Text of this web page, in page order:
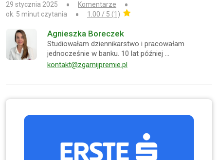
29 stycznia 2025
Komentarze
ok. 5 minut czytania
1.00 / 5 (1)
Agnieszka Boreczek
Studiowałam dziennikarstwo i pracowałam
jednocześnie w banku. 10 lat później …
kontakt@zgarnijpremie.pl